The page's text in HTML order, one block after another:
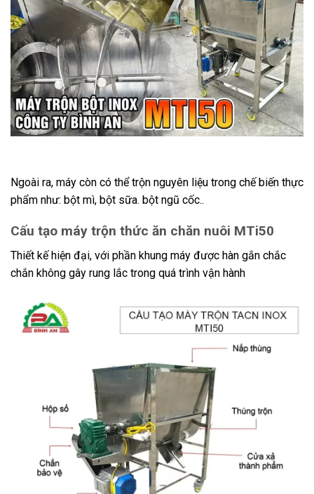
Ngoài ra, máy còn có thể trộn nguyên liệu trong chế biến thực
phẩm như: bột mì, bột sữa. bột ngũ cốc..
Cấu tạo máy trộn thức ăn chăn nuôi MTi50
Thiết kế hiện đại, với phần khung máy được hàn gắn chắc
chắn không gây rung lắc trong quá trình vận hành